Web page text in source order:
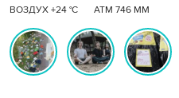
ВОЗДУХ +24 °C АТМ 746 ММ